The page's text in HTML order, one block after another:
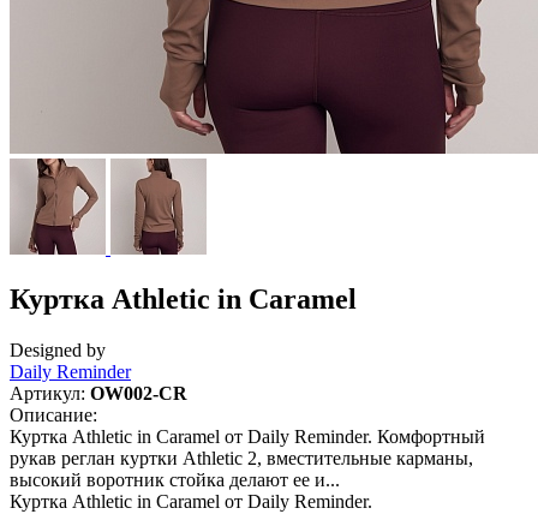
Куртка Athletic in Caramel
Designed by
Daily Reminder
Артикул: OW002-CR
Описание:
Куртка Athletic in Caramel от Daily Reminder. Комфортный
рукав реглан куртки Athletic 2, вместительные карманы,
высокий воротник стойка делают ее и...
Куртка Athletic in Caramel от Daily Reminder.